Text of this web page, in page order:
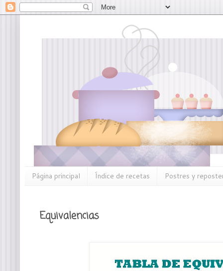
Página principal Índice de recetas Postres y
Equivalencias